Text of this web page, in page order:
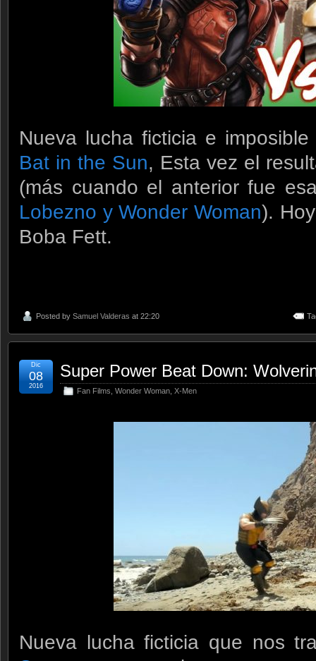
Nueva lucha ficticia e
Bat in the Sun, Esta vez el
(más cuando el anterior fue
Lobezno y Wonder Woman).
Boba Fett.
Posted by Samuel Valderas at 22:20
Super Power Beat Down:
Fan Films, Wonder Woman, X-Men
Dic
08
2016
Nueva lucha ficticia que nos